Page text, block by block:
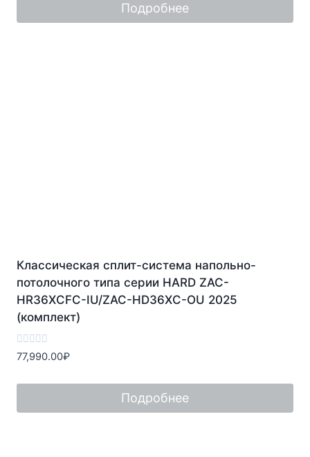
Подробнее
Классическая сплит-система напольно-
потолочного типа серии HARD ZAC-
HR36XCFC-IU/ZAC-HD36XC-OU 2025
(комплект)
Оценка
0
5
77,990.00₽
Подробнее